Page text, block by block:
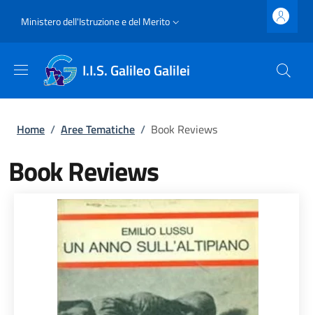
Slim top
Ministero dell'Istruzione e del Merito
I.I.S. Galileo Galilei
Briciole di pane
Home / Aree Tematiche / Book Reviews
Book Reviews